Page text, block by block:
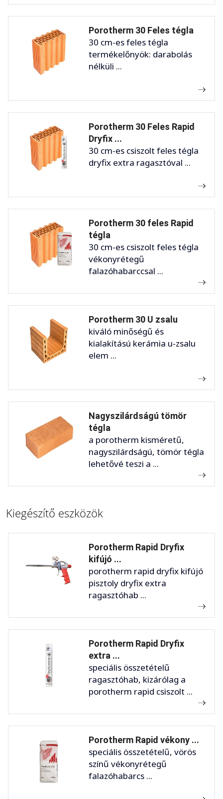
Porotherm 30 Feles tégla
30 cm-es feles tégla
termékelőnyök: darabolás
nélküli ...
Porotherm 30 Feles Rapid
Dryfix ...
30 cm-es csiszolt feles tégla
dryfix extra ragasztóval ...
Porotherm 30 feles Rapid
tégla
30 cm-es csiszolt feles tégla
vékonyrétegű
falazóhabarccsal ...
Porotherm 30 U zsalu
kiváló minőségű és
kialakítású kerámia u-zsalu
elem ...
Nagyszilárdságú tömör
tégla
a porotherm kisméretű,
nagyszilárdságú, tömör tégla
lehetővé teszi a ...
Kiegészítő eszközök
Porotherm Rapid Dryfix
kifújó ...
porotherm rapid dryfix kifújó
pisztoly dryfix extra
ragasztóhab ...
Porotherm Rapid Dryfix
extra ...
speciális összetételű
ragasztóhab, kizárólag a
porotherm rapid csiszolt ...
Porotherm Rapid vékony ...
speciális összetételű, vörös
színű vékonyrétegű
falazóhabarcs ...